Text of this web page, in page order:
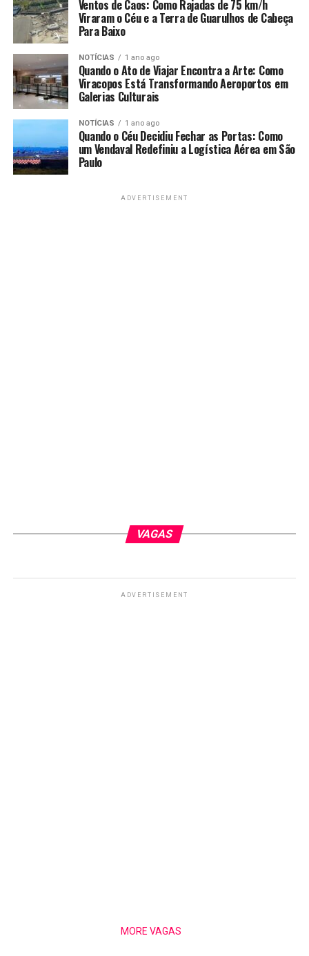
Ventos de Caos: Como Rajadas de 75 km/h
Viraram o Céu e a Terra de Guarulhos de Cabeça
Para Baixo
NOTÍCIAS 1 ano ago
Quando o Ato de Viajar Encontra a Arte: Como
Viracopos Está Transformando Aeroportos em
Galerias Culturais
NOTÍCIAS 1 ano ago
Quando o Céu Decidiu Fechar as Portas: Como
um Vendaval Redefiniu a Logística Aérea em São
Paulo
ADVERTISEMENT
VAGAS
ADVERTISEMENT
MORE VAGAS